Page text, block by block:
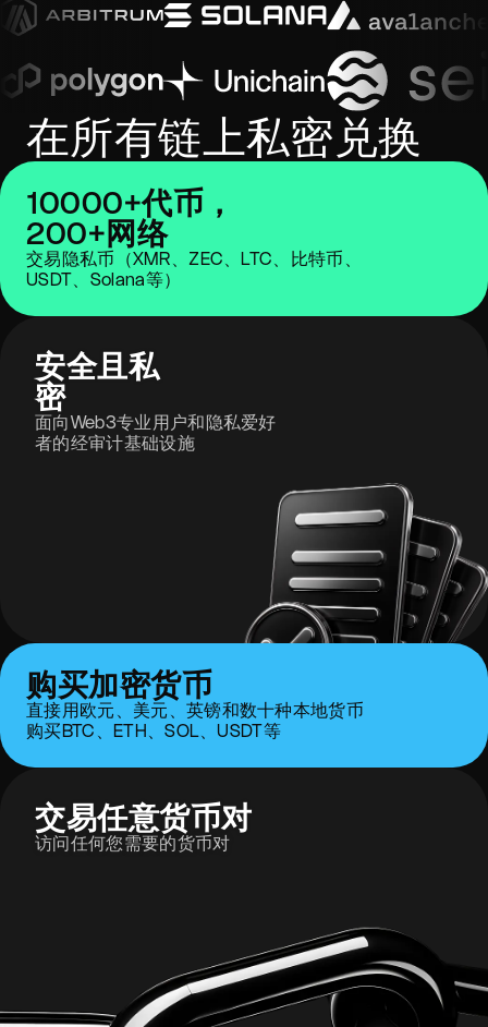
在所有链上私密兑换
10000+代币，
200+网络
交易隐私币（XMR、ZEC、LTC、比特币、
USDT、Solana等）
安全且私
密
面向Web3专业用户和隐私爱好
者的经审计基础设施
交易任意货币对
访问任何您需要的货币对
购买加密货币
直接用欧元、美元、英镑和数十种本地货币
购买BTC、ETH、SOL、USDT等